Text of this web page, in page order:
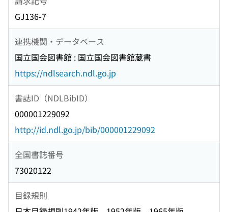
GJ136-7
連携機関・データベース
国立国会図書館 : 国立国会図書館蔵書
https://ndlsearch.ndl.go.jp
書誌ID（NDLBibID）
000001229092
http://id.ndl.go.jp/bib/000001229092
全国書誌番号
73020122
目録規則